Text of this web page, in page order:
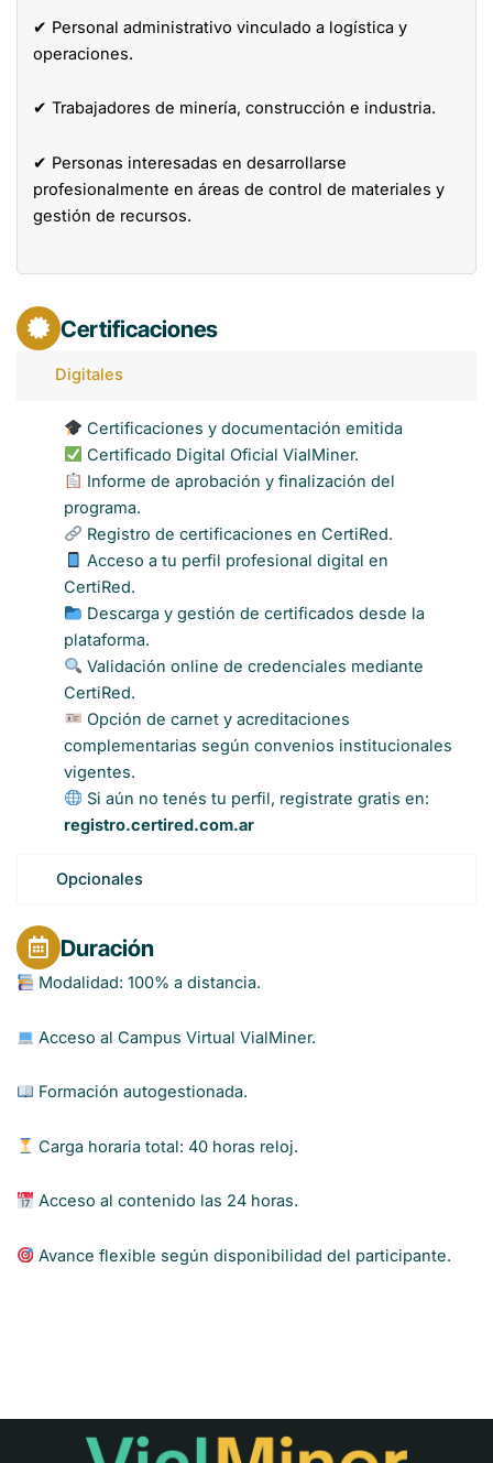
✔ Personal administrativo vinculado a logística y
operaciones.
✔ Trabajadores de minería, construcción e industria.
✔ Personas interesadas en desarrollarse
profesionalmente en áreas de control de materiales y
gestión de recursos.
Certificaciones
Digitales
Opcionales
Certificaciones y documentación emitida
Certificado Digital Oficial VialMiner.
Informe de aprobación y finalización del
programa.
Registro de certificaciones en CertiRed.
Acceso a tu perfil profesional digital en
CertiRed.
Descarga y gestión de certificados desde la
plataforma.
Validación online de credenciales mediante
CertiRed.
Opción de carnet y acreditaciones
complementarias según convenios institucionales
vigentes.
Si aún no tenés tu perfil, registrate gratis en:
registro.certired.com.ar
Duración
Modalidad: 100% a distancia.
Acceso al Campus Virtual VialMiner.
Formación autogestionada.
Carga horaria total: 40 horas reloj.
Acceso al contenido las 24 horas.
Avance flexible según disponibilidad del participante.